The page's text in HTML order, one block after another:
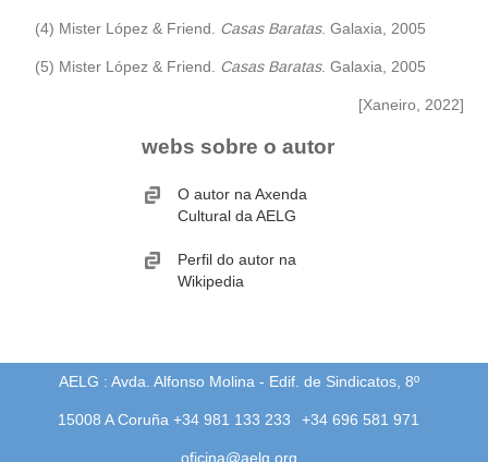
(4) Mister López & Friend. Casas Baratas. Galaxia, 2005
(5) Mister López & Friend. Casas Baratas. Galaxia, 2005
[Xaneiro, 2022]
webs sobre o autor
O autor na Axenda
Cultural da AELG
Perfil do autor na
Wikipedia
AELG : Avda. Alfonso Molina - Edif. de Sindicatos, 8º
15008 A Coruña +34 981 133 233 +34 696 581 971
oficina@aelg.org